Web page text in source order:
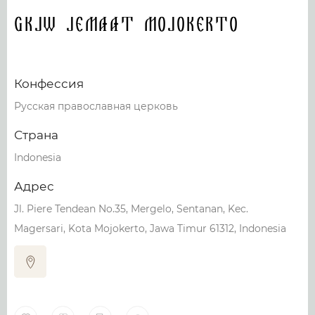
GKJW Jemaat Mojokerto
Конфессия
Русская православная церковь
Страна
Indonesia
Адрес
Jl. Piere Tendean No.35, Mergelo, Sentanan, Kec.
Magersari, Kota Mojokerto, Jawa Timur 61312, Indonesia